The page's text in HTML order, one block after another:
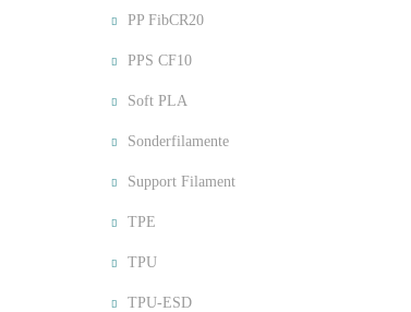
PP FibCR20
PPS CF10
Soft PLA
Sonderfilamente
Support Filament
TPE
TPU
TPU-ESD